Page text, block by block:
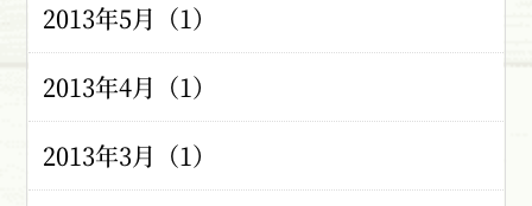
2013年5月（1）
2013年4月（1）
2013年3月（1）